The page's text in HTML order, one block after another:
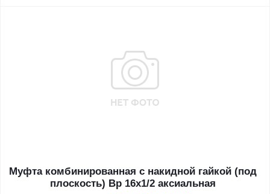
Муфта комбинированная с накидной гайкой (под
плоскость) Вр 16х1/2 аксиальная